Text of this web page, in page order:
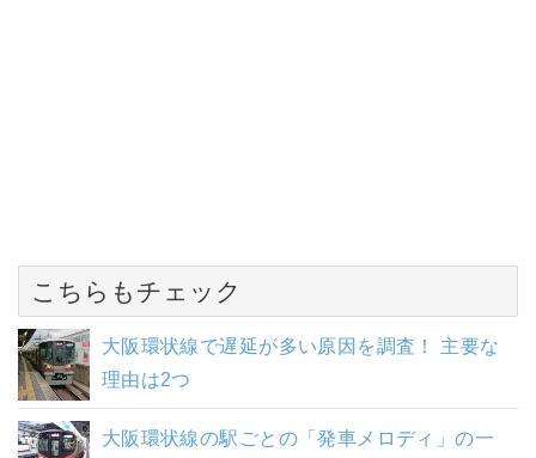
こちらもチェック
大阪環状線で遅延が多い原因を調査！ 主要な
理由は2つ
大阪環状線の駅ごとの「発車メロディ」の一